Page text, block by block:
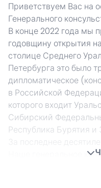
Приветствуем Вас на
Генерального
В конце 2022 года мы
годовщину открытия
столице Среднего
Петербурга это было
дипломатическое
в Российской
которого входит
Сибирский
Республика Бурятия
За последнее
Наше генеральное